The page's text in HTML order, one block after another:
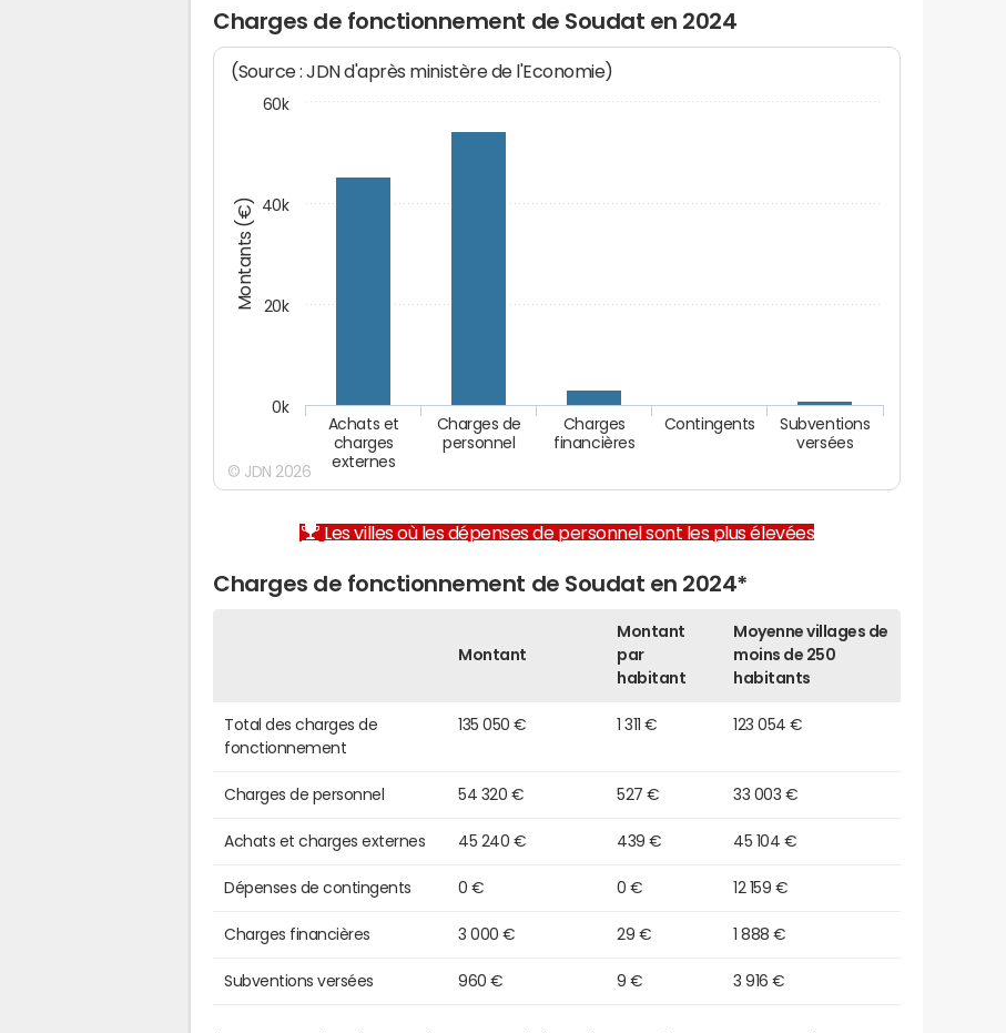
Charges de fonctionnement de Soudat en 2024
Montants (€)
(Source : JDN d'après ministère de l'Economie)
Achats et
charges
externes
Charges de
personnel
Charges
financières
Contingents
Subventions
versées
0k
20k
40k
60k
© JDN 2026
Les villes où les dépenses de personnel sont les plus élevées
Charges de fonctionnement de Soudat en 2024*
Montant
Montant
par
habitant
Moyenne villages de
moins de 250
habitants
Total des charges de
fonctionnement
135 050 € 1 311 € 123 054 €
Charges de personnel 54 320 € 527 € 33 003 €
Achats et charges externes 45 240 € 439 € 45 104 €
Dépenses de contingents 0 € 0 € 12 159 €
Charges financières 3 000 € 29 € 1 888 €
Subventions versées 960 € 9 € 3 916 €